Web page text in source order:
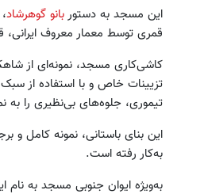
این مسجد به دستوربانو گوهرشاد
قمری توسط معمار معروف ایرانی،
کاشی‌کاری مسجد، نمونه‌ای از
تزیینات خاص و با استفاده از
تیموری، جلوه‌‌های بی‌نظیری را
این بنای باستانی، نمونه کامل
به‌کار رفته است.